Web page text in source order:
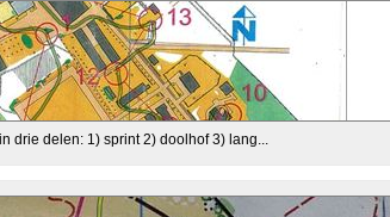
drie delen: 1) sprint 2) doolhof 3) lang...